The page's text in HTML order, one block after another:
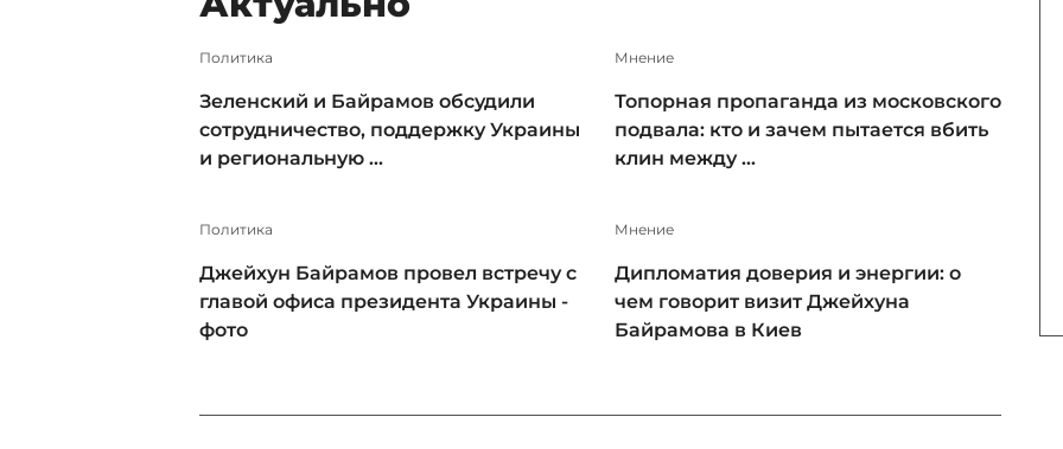
Политика
Зеленский и Байрамов обсудили
сотрудничество, поддержку Украины
и региональную ...
Мнение
Топорная пропаганда из московского
подвала: кто и зачем пытается вбить
клин между ...
Политика
Джейхун Байрамов провел встречу с
главой офиса президента Украины -
фото
Мнение
Дипломатия доверия и энергии: о
чем говорит визит Джейхуна
Байрамова в Киев